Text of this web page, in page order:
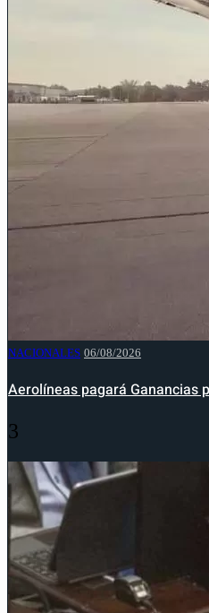
NACIONALES 06/08/2026
Aerolíneas pagará Ganancias
3